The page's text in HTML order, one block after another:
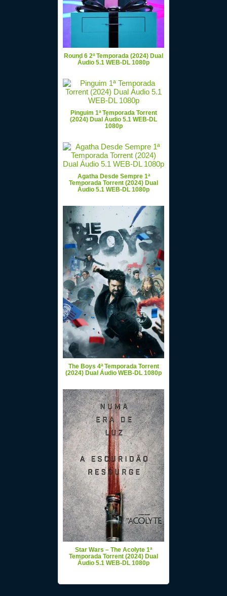
Round 6 2ª Temporada (2024) Dual
Áudio 5.1 WEB-DL 1080p
Pinguim 1ª Temporada Torrent
(2024) Dual Áudio 5.1 WEB-DL
1080p
Agatha Desde Sempre 1ª
Temporada Torrent (2024) Dual
Áudio 5.1 WEB-DL 1080p
The Boys 4ª Temporada Torrent
(2024) Dual Áudio WEB-DL 1080p
Star Wars – The Acolyte 1ª
Temporada Torrent (2024) Dual
Áudio 5.1 WEB-DL 1080p